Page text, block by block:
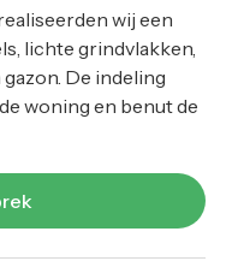
wij een
lichte grindvlakken,
De indeling
woning en benut de